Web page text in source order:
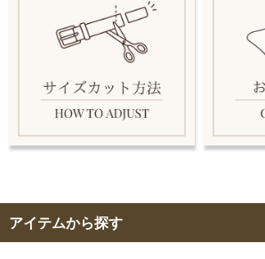
アイテムから探す